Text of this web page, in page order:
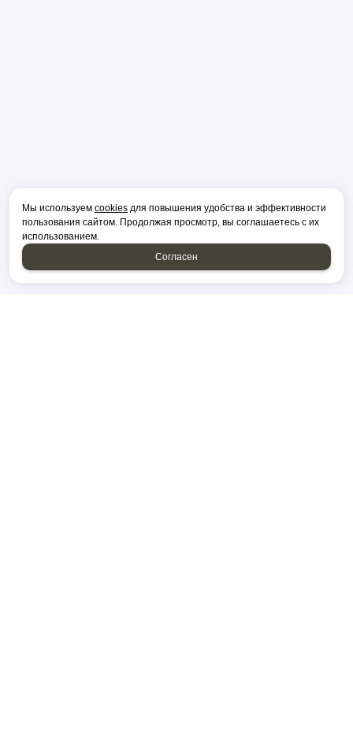
Мы используем cookies для повышения удобства и эффективности
пользования сайтом. Продолжая просмотр, вы соглашаетесь с их
использованием.
Согласен